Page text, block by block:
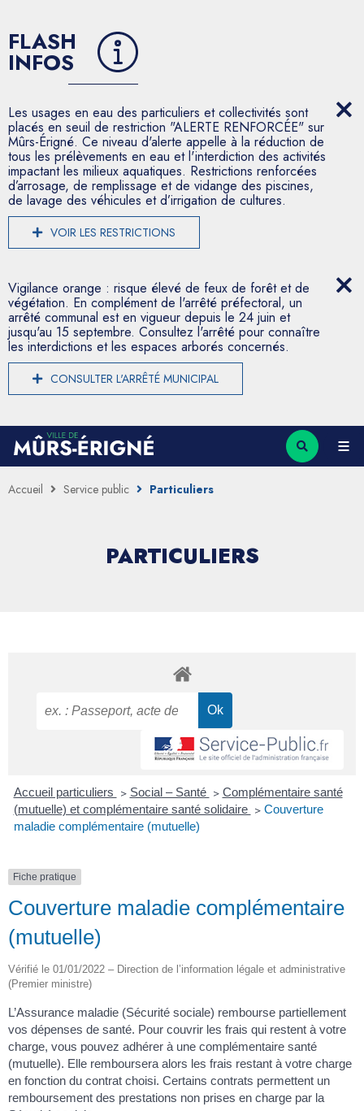
FLASH
INFOS
Les usages en eau des particuliers et collectivités sont
placés en seuil de restriction "ALERTE RENFORCÉE" sur
Mûrs-Érigné. Ce niveau d'alerte appelle à la réduction de
tous les prélèvements en eau et l'interdiction des activités
impactant les milieux aquatiques. Restrictions renforcées
d’arrosage, de remplissage et de vidange des piscines,
de lavage des véhicules et d’irrigation de cultures.
VOIR LES RESTRICTIONS
Vigilance orange : risque élevé de feux de forêt et de
végétation. En complément de l'arrêté préfectoral, un
arrêté communal est en vigueur depuis le 24 juin et
jusqu'au 15 septembre. Consultez l'arrêté pour connaître
les interdictions et les espaces arborés concernés.
CONSULTER L'ARRÊTÉ MUNICIPAL
Accueil Service public Particuliers
PARTICULIERS
Accueil particuliers > Social – Santé > Complémentaire santé
(mutuelle) et complémentaire santé solidaire > Couverture
maladie complémentaire (mutuelle)
Fiche pratique
Couverture maladie complémentaire
(mutuelle)
Vérifié le 01/01/2022 – Direction de l’information légale et administrative
(Premier ministre)
L’Assurance maladie (Sécurité sociale) rembourse partiellement
vos dépenses de santé. Pour couvrir les frais qui restent à votre
charge, vous pouvez adhérer à une complémentaire santé
(mutuelle). Elle remboursera alors les frais restant à votre charge
en fonction du contrat choisi. Certains contrats permettent un
remboursement des prestations non prises en charge par la